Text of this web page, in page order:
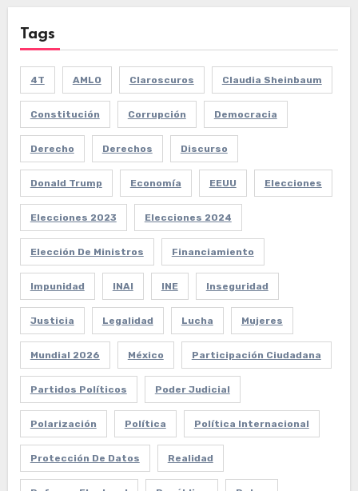
Tags
4T AMLO Claroscuros Claudia Sheinbaum
Constitución Corrupción Democracia
Derecho Derechos Discurso
Donald Trump Economía EEUU Elecciones
Elecciones 2023 Elecciones 2024
Elección De Ministros Financiamiento
Impunidad INAI INE Inseguridad
Justicia Legalidad Lucha Mujeres
Mundial 2026 México Participación Ciudadana
Partidos Políticos Poder Judicial
Polarización Política Política Internacional
Protección De Datos Realidad